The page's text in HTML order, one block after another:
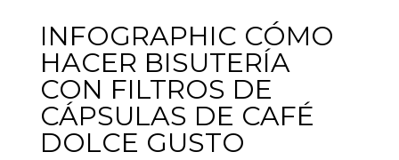
INFOGRAPHIC CÓMO
HACER BISUTERÍA
CON FILTROS DE
CÁPSULAS DE CAFÉ
DOLCE GUSTO